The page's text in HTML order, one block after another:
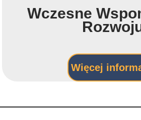
Wczesne
Więcej